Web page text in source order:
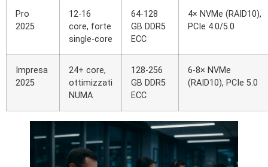
Pro
2025
12-16
core, forte
single-core
64-128
GB DDR5
ECC
4× NVMe (RAID10),
PCIe 4.0/5.0
Impresa
2025
24+ core,
ottimizzati
NUMA
128-256
GB DDR5
ECC
6-8× NVMe
(RAID10), PCIe 5.0